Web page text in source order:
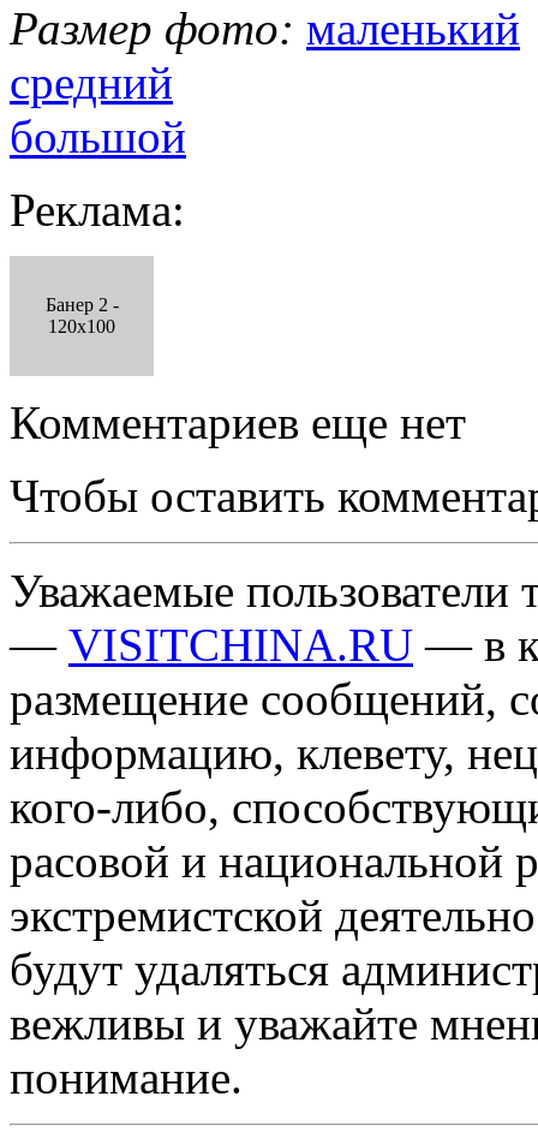
Размер фото: маленький
средний
большой
Реклама:
Банер 2 -
120x100
Комментариев еще нет
Чтобы оставить
Уважаемые пользователи
— VISITCHINA.RU — в
размещение сообщений,
информацию, клевету,
кого-либо,
расовой и национальной
экстремистской
будут удаляться
вежливы и уважайте
понимание.